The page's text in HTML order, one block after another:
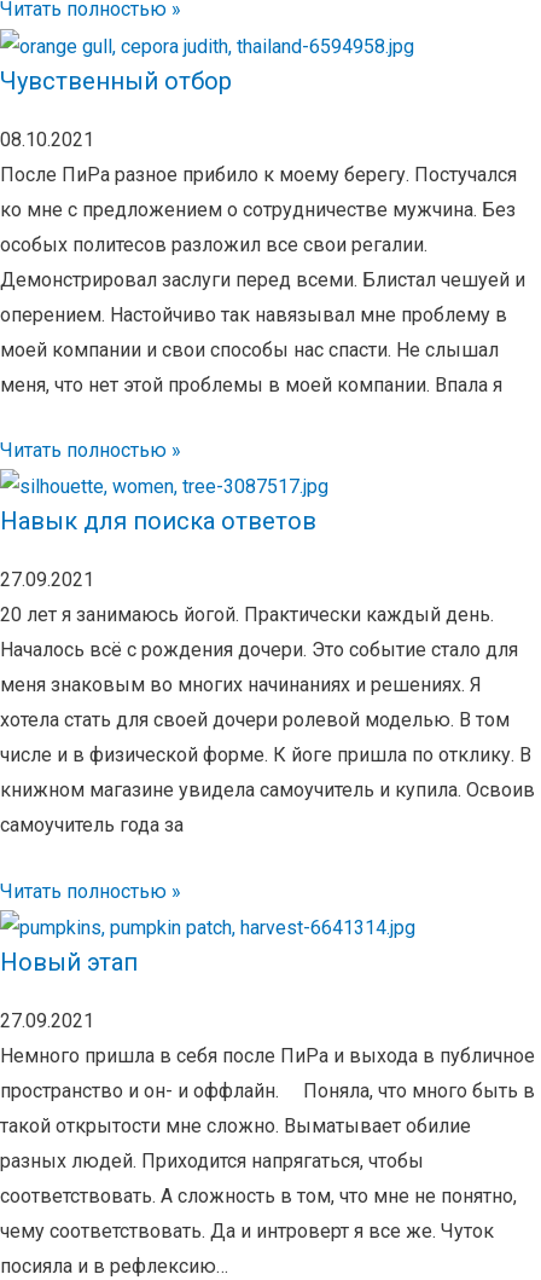
Читать полностью »
Чувственный отбор
08.10.2021
После ПиРа разное прибило к моему берегу. Постучался
ко мне с предложением о сотрудничестве мужчина. Без
особых политесов разложил все свои регалии.
Демонстрировал заслуги перед всеми. Блистал чешуей и
оперением. Настойчиво так навязывал мне проблему в
моей компании и свои способы нас спасти. Не слышал
меня, что нет этой проблемы в моей компании. Впала я
Читать полностью »
Навык для поиска ответов
27.09.2021
20 лет я занимаюсь йогой. Практически каждый день.
Началось всё с рождения дочери. Это событие стало для
меня знаковым во многих начинаниях и решениях. Я
хотела стать для своей дочери ролевой моделью. В том
числе и в физической форме. К йоге пришла по отклику. В
книжном магазине увидела самоучитель и купила. Освоив
самоучитель года за
Читать полностью »
Новый этап
27.09.2021
Немного пришла в себя после ПиРа и выхода в публичное
пространство и он- и оффлайн. ⠀ Поняла, что много быть в
такой открытости мне сложно. Выматывает обилие
разных людей. Приходится напрягаться, чтобы
соответствовать. А сложность в том, что мне не понятно,
чему соответствовать. Да и интроверт я все же. Чуток
посияла и в рефлексию… ⠀